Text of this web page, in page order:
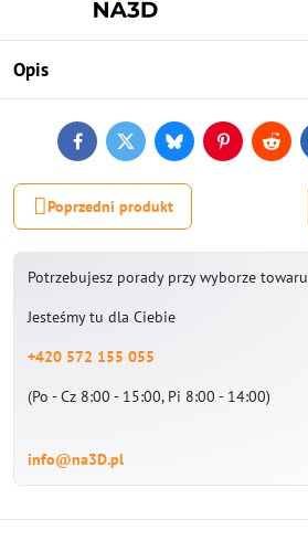
Opis
FacebookTwitterBlueskyPinterest
Poprzedni produkt
Potrzebujesz porady przy wyborze
Jesteśmy tu dla Ciebie
+420 572 155 055
(Po - Cz 8:00 - 15:00, Pi 8:00 - 14:00)
info@na3D.pl